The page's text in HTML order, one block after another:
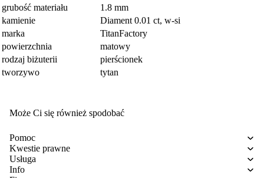
grubość materiału
1.8 mm
kamienie
Diament 0.01 ct, w-si
marka
TitanFactory
powierzchnia
matowy
rodzaj biżuterii
pierścionek
tworzywo
tytan
Może Ci się również spodobać
Pomoc
Kwestie prawne
Usługa
Info